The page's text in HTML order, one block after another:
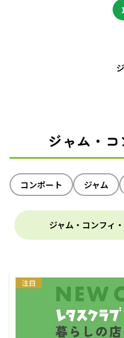
ジャム・
コンポート ジャム
ジャム・コンフィ
注目